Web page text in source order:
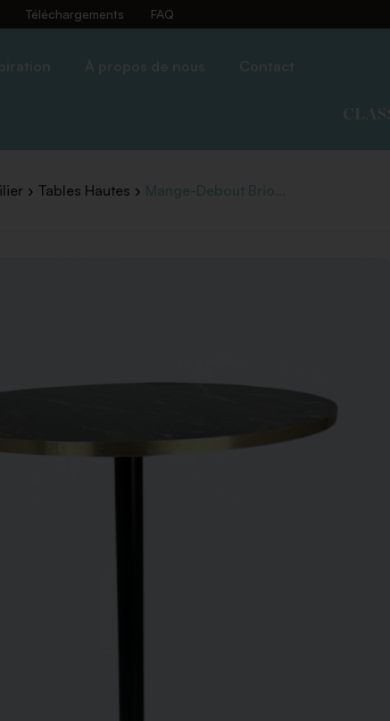
Téléchargements FAQ
À propos de nous Contact
Tables Hautes Mange-Debout Brio...